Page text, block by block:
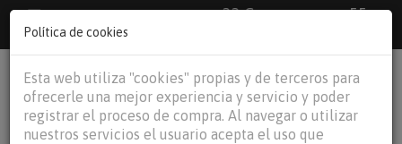
33 €
55
€Baleares y
person shopping_cart
Política de cookies
Esta web utiliza "cookies" propias y de terceros para
ofrecerle una mejor experiencia y servicio y poder
registrar el proceso de compra. Al navegar o utilizar
nuestros servicios el usuario acepta el uso que